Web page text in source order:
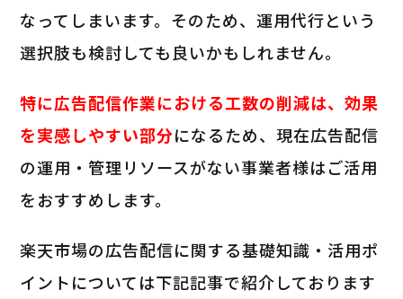
なってしまいます。そのため、運用代行という
選択肢も検討しても良いかもしれません。
特に広告配信作業における工数の削減は、効果
を実感しやすい部分になるため、現在広告配信
の運用・管理リソースがない事業者様はご活用
をおすすめします。
楽天市場の広告配信に関する基礎知識・活用ポ
イントについては下記記事で紹介しております